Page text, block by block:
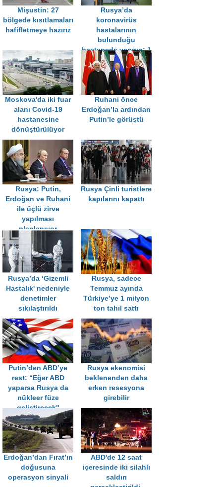
Mişustin: 27
bölgede kısıtlamaları
hafifletmeye hazırız
Rusya’da
koronavirüs
hastalarının
bulunduğu
hastanede yangın: 1
ölü
Moskova'da iki fuar
alanı Covid-19
hastanesine
dönüştürülüyor
Ruhani önce
Erdoğan’la ardından
Putin’le görüştü
Rusya: Putin,
Erdoğan ve Ruhani
ile üçlü zirve
yapılması
planlanıyor
Rusya Çinli turistlere
kapılarını kapattı
Rusya’da ‘Gizemli
Hastalık' nedeniyle
denetimler
sıkılaştırıldı
Rusya, sadece
Temmuz ayında
Türkiye’ye 1 milyon
ton tahıl sattı
Putin’den ABD’ye
rest: “Eğer ABD
yaparsa Rusya da
nükleer füze
geliştirecek"
Rusya ekenomisi
beklenenden daha
erken resesyona
girebilir
Erdoğan’dan Fırat’ın
doğusuna
operasyon sinyali
ABD'de 12 saat
içeresinde iki silahlı
saldırı